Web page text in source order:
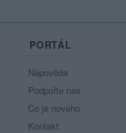
PORTÁL
Nápověda
Podpořte nás
Co je nového
Kontakt